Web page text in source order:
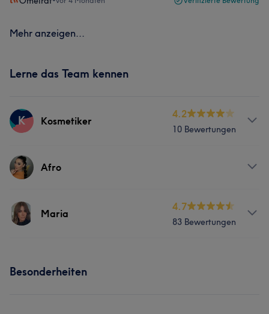
Mehr anzeigen...
Lerne das Team kennen
K Kosmetiker
4.2
10 Bewertungen
Services
Kosmetische Zahnmedizin
Afro
Services
Portfolio
Maria
4.7
83 Bewertungen
Besonderheiten